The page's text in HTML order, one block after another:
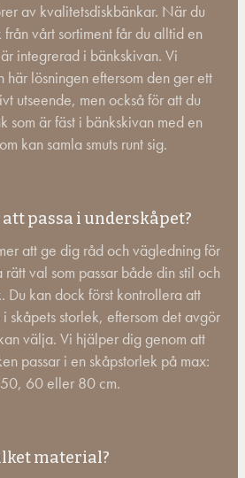
av kvalitetsdiskbänkar. När du
vårt sortiment får du alltid en
integrerad i bänkskivan. Vi
här lösningen eftersom den ger ett
utseende, men också för att du
som är fäst i bänkskivan med en
kan samla smuts runt sig.
passa i underskåpet?
att ge dig råd och vägledning för
rätt val som passar både din stil och
Du kan dock först kontrollera att
skåpets storlek, eftersom det avgör
välja. Vi hjälper dig genom att
passar i en skåpstorlek på max:
60 eller 80 cm.
material?